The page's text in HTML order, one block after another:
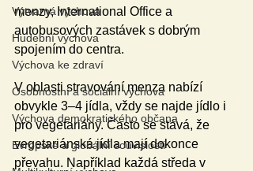
Výtvarná výchova
Hudební výchova
Výchova ke zdraví
Osobnostní a sociální výchova
Výchova demokratického občana
Evropské a globální souvislosti
menzy, International Office a
autobusových zastávek s dobrým
spojením do centra.
V oblasti stravování menza nabízí
obvykle 3–4 jídla, vždy se najde jídlo i
pro vegetariány. Často se stává, že
vegetariánská jídla mají dokonce
převahu. Například každá středa v